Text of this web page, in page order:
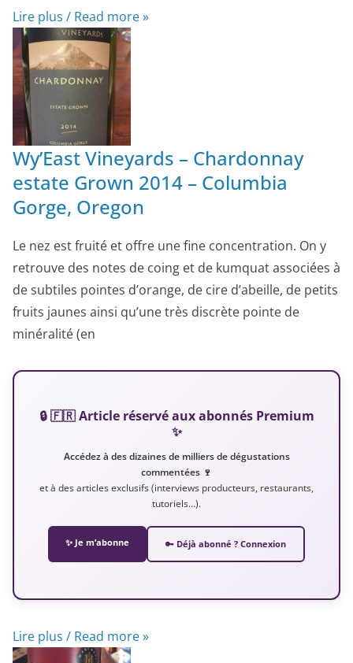
Lire plus / Read more »
Wy’East Vineyards – Chardonnay
estate Grown 2014 – Columbia
Gorge, Oregon
Le nez est fruité et offre une fine concentration. On y
retrouve des notes de coing et de kumquat associées à
de subtiles pointes d’orange, de cire d’abeille, de petits
fruits jaunes ainsi qu’une très discrète pointe de
minéralité (en
🔒 🇫🇷 Article réservé aux abonnés Premium
✨
Accédez à des dizaines de milliers de dégustations
commentées 🍷
et à des articles exclusifs (interviews producteurs, restaurants,
tutoriels…).
✨ Je m’abonne 🔑 Déjà abonné ? Connexion
Lire plus / Read more »